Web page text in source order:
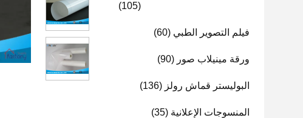
(105)
فيلم التصوير الطبي (60)
ورقة مينيلاب صور (90)
البوليستر قماش رولز (136)
المنسوجات الإعلانية (35)